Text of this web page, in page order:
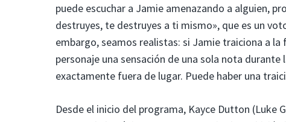
puede escuchar a Jamie amenazando a alguien,
destruyes, te destruyes a ti mismo», que es un
embargo, seamos realistas: si Jamie traiciona a
personaje una sensación de una sola nota
exactamente fuera de lugar. Puede haber una
Desde el inicio del programa, Kayce Dutton (Luke